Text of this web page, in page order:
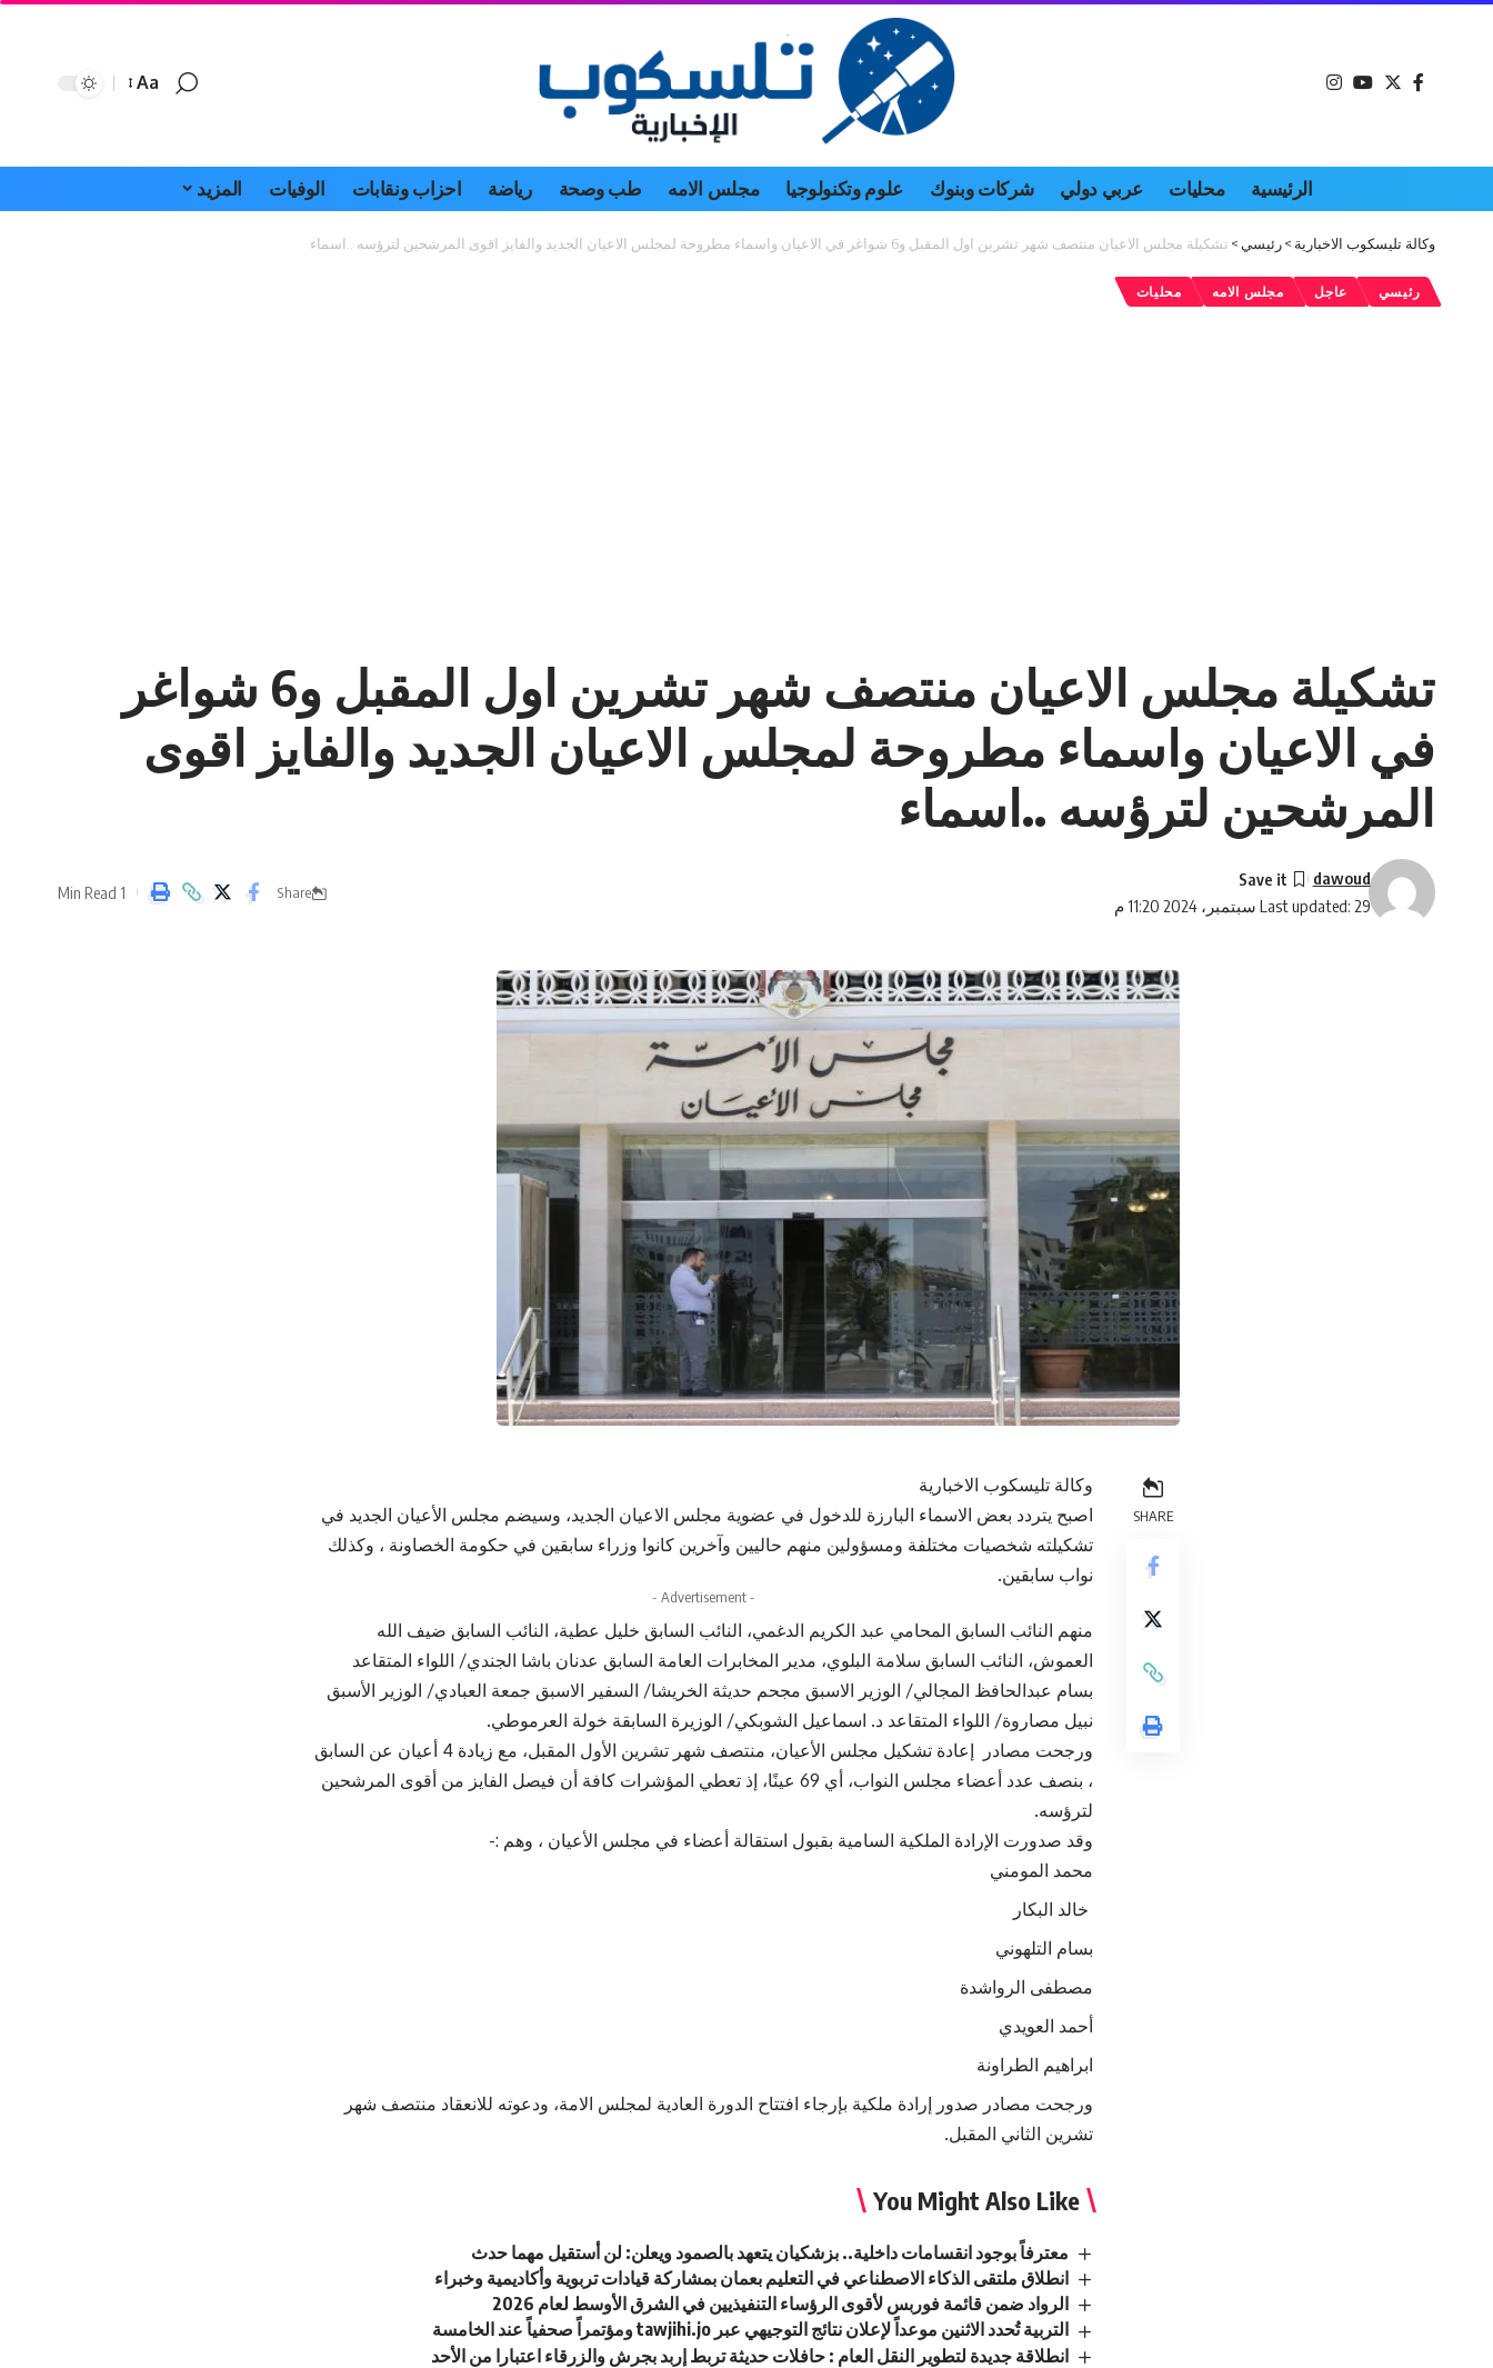
Font
Aa
الرئيسية محليات عربي دولي شركات وبنوك علوم وتكنولوجيا مجلس الامه طب وصحة رياضة احزاب ونقابات الوفيات المزيد
وكالة تليسكوب الاخبارية >رئيسي > تشكيلة مجلس الاعيان منتصف شهر تشرين اول المقبل و6 شواغر في الاعيان واسماء مطروحة لمجلس الاعيان الجديد والفايز اقوى المرشحين لترؤسه ..اسماء
رئيسي عاجل مجلس الامه محليات
تشكيلة مجلس الاعيان منتصف شهر تشرين اول المقبل و6 شواغر
في الاعيان واسماء مطروحة لمجلس الاعيان الجديد والفايز اقوى
المرشحين لترؤسه ..اسماء
Last updated: 29 سبتمبر، 2024 11:20 م
dawoud
Share
1 Min Read
SHARE
وكالة تليسكوب الاخبارية
اصبح يتردد بعض الاسماء البارزة للدخول في عضوية مجلس الاعيان الجديد، وسيضم مجلس الأعيان الجديد في
تشكيلته شخصيات مختلفة ومسؤولين منهم حاليين وآخرين كانوا وزراء سابقين في حكومة الخصاونة ، وكذلك
نواب سابقين.
- Advertisement -
منهم النائب السابق المحامي عبد الكريم الدغمي، النائب السابق خليل عطية، النائب السابق ضيف الله
العموش، النائب السابق سلامة البلوي، مدير المخابرات العامة السابق عدنان باشا الجندي/ اللواء المتقاعد
بسام عبدالحافظ المجالي/ الوزير الاسبق مجحم حديثة الخريشا/ السفير الاسبق جمعة العبادي/ الوزير الأسبق
نبيل مصاروة/ اللواء المتقاعد د. اسماعيل الشوبكي/ الوزيرة السابقة خولة العرموطي.
ورجحت مصادر إعادة تشكيل مجلس الأعيان، منتصف شهر تشرين الأول المقبل، مع زيادة 4 أعيان عن السابق
، بنصف عدد أعضاء مجلس النواب، أي 69 عينًا، إذ تعطي المؤشرات كافة أن فيصل الفايز من أقوى المرشحين
لترؤسه.
وقد صدورت الإرادة الملكية السامية بقبول استقالة أعضاء في مجلس الأعيان ، وهم :-
محمد المومني
خالد البكار
بسام التلهوني
مصطفى الرواشدة
أحمد العويدي
ابراهيم الطراونة
ورجحت مصادر صدور إرادة ملكية بإرجاء افتتاح الدورة العادية لمجلس الامة، ودعوته للانعقاد منتصف شهر
تشرين الثاني المقبل.
You Might Also Like
معترفاً بوجود انقسامات داخلية.. بزشكيان يتعهد بالصمود ويعلن: لن أستقيل مهما حدث
انطلاق ملتقى الذكاء الاصطناعي في التعليم بعمان بمشاركة قيادات تربوية وأكاديمية وخبراء
الرواد ضمن قائمة فوربس لأقوى الرؤساء التنفيذيين في الشرق الأوسط لعام 2026
التربية تُحدد الاثنين موعداً لإعلان نتائج التوجيهي عبر tawjihi.jo ومؤتمراً صحفياً عند الخامسة
انطلاقة جديدة لتطوير النقل العام : حافلات حديثة تربط إربد بجرش والزرقاء اعتبارا من الأحد